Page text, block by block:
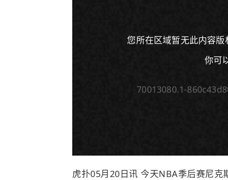
您所在区域暂无此内容版
你可
70013080.1-
虎扑05月20日讯 今天NBA季后赛尼克